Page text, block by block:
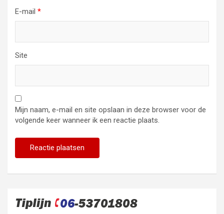
E-mail *
Site
Mijn naam, e-mail en site opslaan in deze browser voor de
volgende keer wanneer ik een reactie plaats.